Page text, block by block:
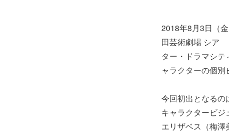
2018年8月3日（
田芸術劇場 シア
ター・ドラマシ
ャラクターの個別
今回初出となるの
キャラクタービジ
エリザベス（梅澤